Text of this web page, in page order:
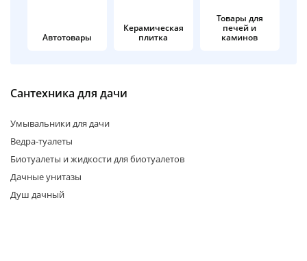
Автотовары
Керамическая
плитка
Товары для
печей и
каминов
Сантехника для дачи
Умывальники для дачи
Ведра-туалеты
Биотуалеты и жидкости для биотуалетов
Дачные унитазы
Душ дачный